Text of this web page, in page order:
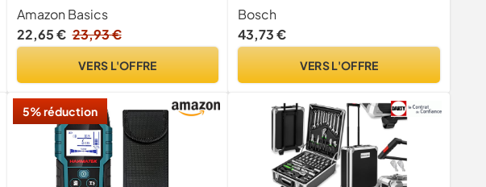
Amazon Basics
22,65 € 23,93 €
VERS L'OFFRE
(pour métal, ProBox, accessoires
pour perceuses-visseuses)
Bosch
43,73 €
VERS L'OFFRE
5% réduction